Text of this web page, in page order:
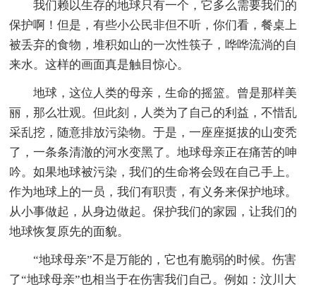
我们赖以生存的地球只有一个，它多么需要我们的
保护啊！但是，有些小公民非但不听，你们看，餐桌上
被丢弃的食物，堆积如山的一次性筷子，哗哗流淌的自
来水。这样的画面真是触目惊心。
地球，这位人类的母亲，生命的摇篮。曾是那样美
丽，那么壮观。但此刻，人类为了自己的利益，不惜乱
采乱挖，随意排放污染物。于是，一座座挺拔的山变秃
了，一条条清澈的河水变黑了。地球母亲正在痛苦的呻
吟。如果地球被污染，我们的生命将会毁在自己手上。
作为地球上的一员，我们有职责，有义务来保护地球。
从小事做起，从身边做起。保护我们的家园，让我们的
地球恢复原先的面貌。
“地球母亲”不是万能的，它也有脆弱的时候。伤害
了“地球母亲”也相当于在伤害我们自己。例如：汶川大